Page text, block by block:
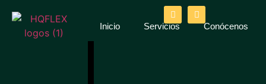
Inicio Servicios Conócenos